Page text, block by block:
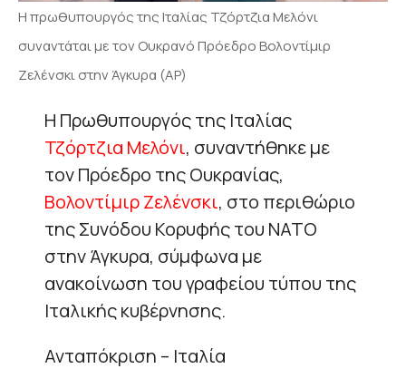
Η πρωθυπουργός της Ιταλίας Τζόρτζια Μελόνι
συναντάται με τον Ουκρανό Πρόεδρο Βολοντίμιρ
Ζελένσκι στην Άγκυρα (AP)
Η Πρωθυπουργός της Ιταλίας
Τζόρτζια Μελόνι, συναντήθηκε με
τον Πρόεδρο της Ουκρανίας,
Βολοντίμιρ Ζελένσκι, στο περιθώριο
της Συνόδου Κορυφής του ΝΑΤΟ
στην Άγκυρα, σύμφωνα με
ανακοίνωση του γραφείου τύπου της
Ιταλικής κυβέρνησης.
Ανταπόκριση – Ιταλία